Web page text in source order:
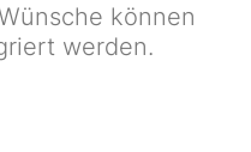
können
werden.